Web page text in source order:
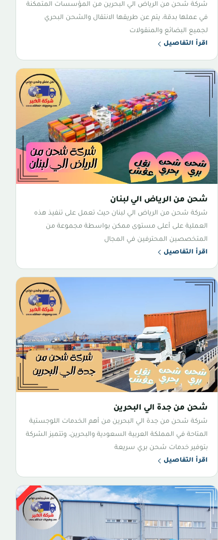
شركة شحن من الرياض الي البحرين من المؤسسات المتمكنة
في عملها بدقة، يتم عن طريقها الانتقال والشحن البحري
لجميع البضائع والمنقولات
اقرأ التفاصيل
شحن من الرياض الي لبنان
شركة شحن من الرياض الي لبنان حيث تعمل على تنفيذ هذه
العملية على أعلى مستوى ممكن بواسطة مجموعة من
المتخصصين المحترفين في المجال
اقرأ التفاصيل
شحن من جدة الي البحرين
شركة شحن من جدة الي البحرين من أهم الخدمات اللوجستية
المتاحة في المملكة العربية السعودية والبحرين، وتتميز الشركة
بتوفير خدمات شحن بري سريعة
اقرأ التفاصيل